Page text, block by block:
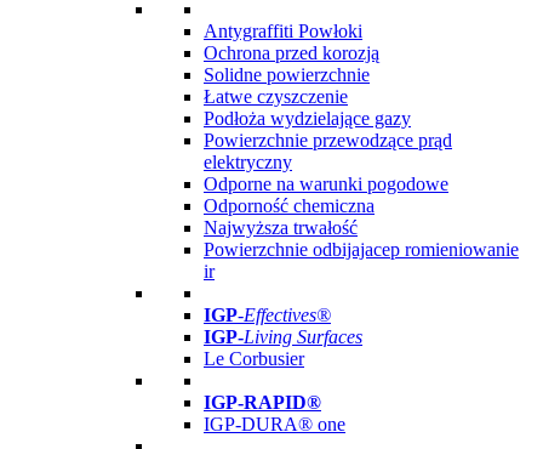
Antygraffiti Powłoki
Ochrona przed korozją
Solidne powierzchnie
Łatwe czyszczenie
Podłoża wydzielające gazy
Powierzchnie przewodzące prąd
elektryczny
Odporne na warunki pogodowe
Odporność chemiczna
Najwyższa trwałość
Powierzchnie odbijajacep romieniowanie
ir
IGP-Effectives®
IGP-Living Surfaces
Le Corbusier
IGP-RAPID®
IGP-DURA® one